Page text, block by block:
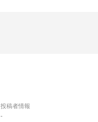
投稿者情報
-